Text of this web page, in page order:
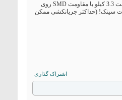
متوجه شدم میشه با تغییر مقاومت پروگرم جریانش، توان جریاندهی خروجیش رو بیشتر کرد. و همینکارم کردم. یه مقاومت 3.3 کیلو با مقاومت SMD روی
صدا و بدون هیت سینک! (حداکثر جریانکشی ممکن
اشتراک گذاری